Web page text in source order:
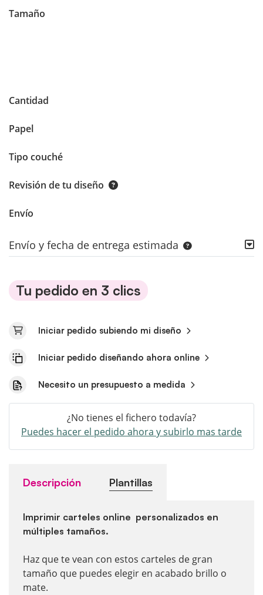
Tamaño
Cantidad
Papel
Tipo couché
Revisión de tu diseño
Envío
Envío y fecha de entrega estimada
Tu pedido en 3 clics
Iniciar pedido subiendo mi diseño
Iniciar pedido diseñando ahora online
Necesito un presupuesto a medida
¿No tienes el fichero todavía?
Puedes hacer el pedido ahora y subirlo mas tarde
Descripción Plantillas
Imprimir carteles online personalizados en
múltiples tamaños.
Haz que te vean con estos carteles de gran
tamaño que puedes elegir en acabado brillo o
mate.